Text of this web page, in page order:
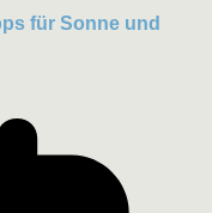
für Sonne und